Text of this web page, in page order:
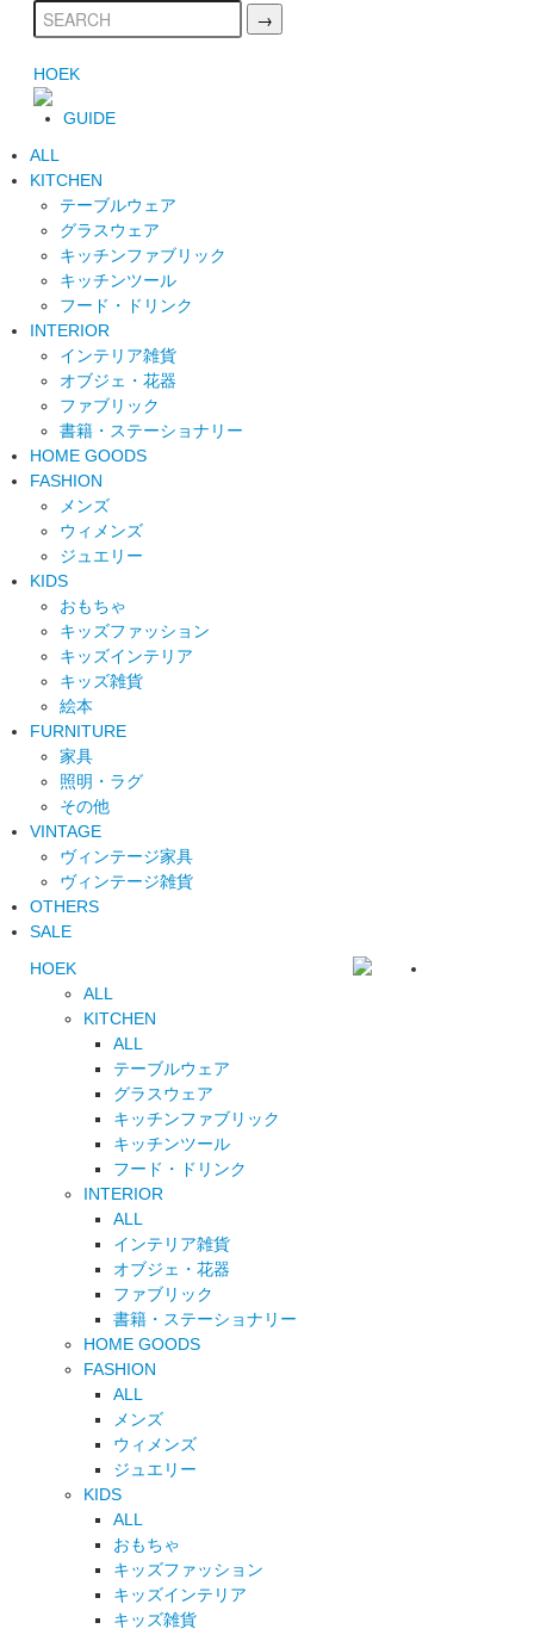
HOEK
GUIDE
ALL
KITCHEN
テーブルウェア
グラスウェア
キッチンファブリック
キッチンツール
フード・ドリンク
INTERIOR
インテリア雑貨
オブジェ・花器
ファブリック
書籍・ステーショナリー
HOME GOODS
FASHION
メンズ
ウィメンズ
ジュエリー
KIDS
おもちゃ
キッズファッション
キッズインテリア
キッズ雑貨
絵本
FURNITURE
家具
照明・ラグ
その他
VINTAGE
ヴィンテージ家具
ヴィンテージ雑貨
OTHERS
SALE
HOEK
ALL
KITCHEN
ALL
テーブルウェア
グラスウェア
キッチンファブリック
キッチンツール
フード・ドリンク
INTERIOR
ALL
インテリア雑貨
オブジェ・花器
ファブリック
書籍・ステーショナリー
HOME GOODS
FASHION
ALL
メンズ
ウィメンズ
ジュエリー
KIDS
ALL
おもちゃ
キッズファッション
キッズインテリア
キッズ雑貨